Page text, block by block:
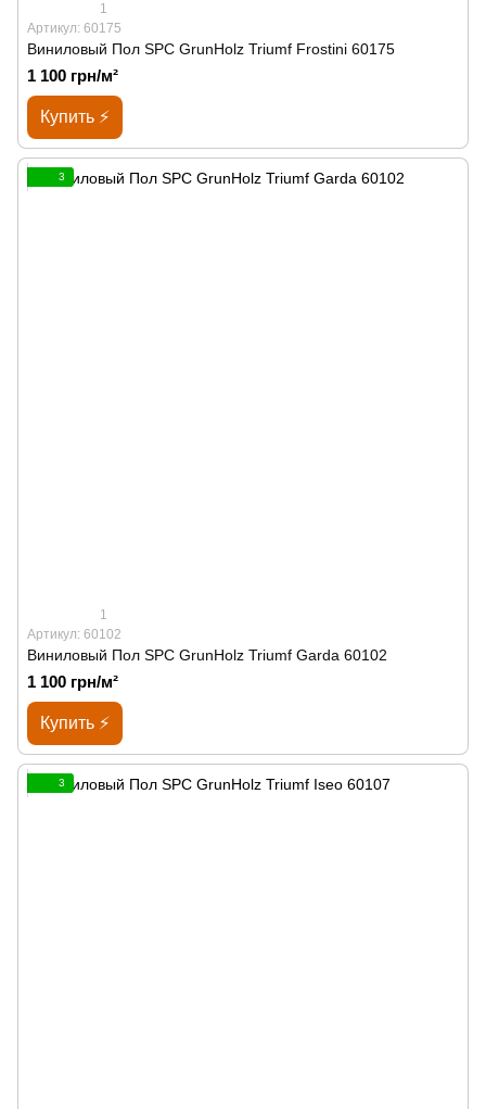
1
Артикул: 60175
Виниловый Пол SPС GrunHolz Triumf Frostini 60175
1 100 грн/м²
Купить ⚡
3
1
Артикул: 60102
Виниловый Пол SPС GrunHolz Triumf Garda 60102
1 100 грн/м²
Купить ⚡
3